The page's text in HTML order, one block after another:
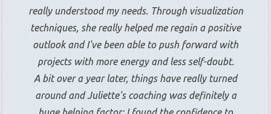
really understood my needs. Through visualization
techniques, she really helped me regain a positive
outlook and I've been able to push forward with
projects with more energy and less self-doubt.
A bit over a year later, things have really turned
around and Juliette's coaching was definitely a